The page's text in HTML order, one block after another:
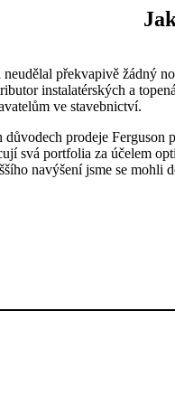
překvapivě žádný
instalatérských a
ve stavebnictví.
prodeje
svá portfolia za účelem
navýšení jsme se mohli